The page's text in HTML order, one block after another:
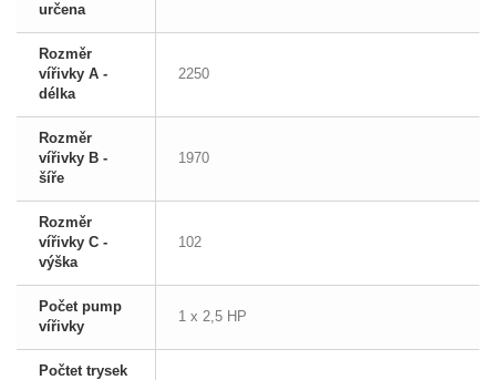
určena
Rozměr
vířivky A -
délka
2250
Rozměr
vířivky B -
šíře
1970
Rozměr
vířivky C -
výška
102
Počet pump
vířivky
1 x 2,5 HP
Počtet trysek